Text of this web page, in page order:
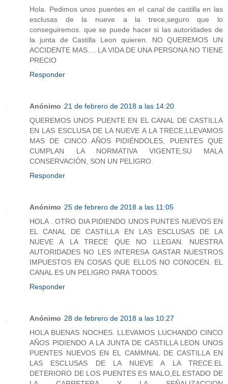
Hola. Pedimos unos puentes en el canal de castilla en las
esclusas de la nueve a la trece,seguro que lo
conseguiremos. que se puede hacer si las autoridades de
la junta de Castilla Leon quieren. NO QUEREMOS UN
ACCIDENTE MAS.... LA VIDA DE UNA PERSONA NO TIENE
PRECIO
Responder
Anónimo 21 de febrero de 2018 a las 14:20
QUEREMOS UNOS PUENTE EN EL CANAL DE CASTILLA
EN LAS ESCLUSA DE LA NUEVE A LA TRECE,LLEVAMOS
MAS DE CINCO AÑOS PIDIÉNDOLES, PUENTES QUE
CUMPLAN LA NORMATIVA VIGENTE,SU MALA
CONSERVACIÓN, SON UN PELIGRO.
Responder
Anónimo 25 de febrero de 2018 a las 11:05
HOLA . OTRO DIA PIDIENDO UNOS PUNTES NUEVOS EN
EL CANAL DE CASTILLA EN LAS ESCLUSAS DE LA
NUEVE A LA TRECE QUE NO LLEGAN. NUESTRA
AUTORIDADES NO LES INTERESA GASTAR NUESTROS
IMPUESTOS EN COSAS QUE ELLOS NO CONOCEN. EL
CANAL ES UN PELIGRO PARA TODOS.
Responder
Anónimo 28 de febrero de 2018 a las 10:27
HOLA BUENAS NOCHES. LLEVAMOS LUCHANDO CINCO
AÑOS PIDIENDO A LA JUNTA DE CASTILLA LEON UNOS
PUENTES NUEVOS EN EL CAMMNAL DE CASTILLA EN
LAS ESCLUSAS DE LA NUEVE A LA TRECE.EL
DETERIORO DE LOS PUENTES ES MALO,EL ESTADO DE